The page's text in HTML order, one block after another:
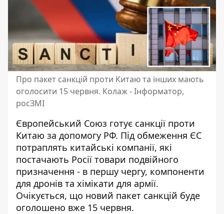
Про пакет санкцій проти Китаю та інших мають
оголосити 15 червня. Колаж - Інформатор,
росЗМІ
Європейський Союз готує санкції проти
Китаю за допомогу РФ. Під обмеження ЄС
потраплять китайські компанії, які
постачають Росії товари подвійного
призначення - в першу чергу, компоненти
для дронів та хімікати для армії.
Очікується, що новий пакет санкцій буде
оголошено вже 15 червня.